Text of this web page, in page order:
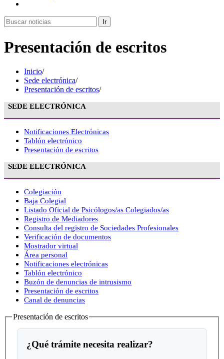
Ir
Presentación de escritos
Inicio/
Sede electrónica/
Presentación de escritos/
SEDE ELECTRÓNICA
Notificaciones Electrónicas
Tablón electrónico
Presentación de escritos
SEDE ELECTRÓNICA
Colegiación
Baja Colegial
Listado Oficial de Psicólogos/as Colegiados/as
Registro de Mediadores
Consulta del registro de Sociedades Profesionales
Verificación de documentos
Mostrador virtual
Área personal
Notificaciones electrónicas
Tablón electrónico
Buzón de denuncias de intrusismo
Presentación de escritos
Canal de denuncias
Presentación de escritos
¿Qué trámite necesita realizar?